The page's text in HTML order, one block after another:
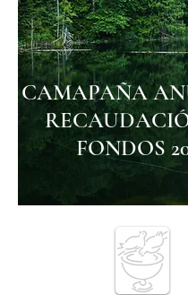
CAMAPAÑA
FONDOS